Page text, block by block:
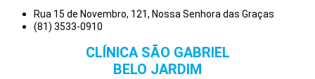
Rua 15 de Novembro, 121, Nossa Senhora das Graças
(81) 3533-0910
CLÍNICA SÃO GABRIEL
BELO JARDIM